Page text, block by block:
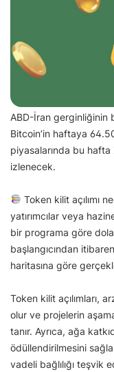
ABD-İran gerginliğinin
Bitcoin’in haftaya
piyasalarında bu hafta
izlenecek.
Token kilit açılımı
yatırımcılar veya
bir programa göre
başlangıcından
haritasına göre
Token kilit açılımları,
olur ve projelerin
tanır. Ayrıca, ağa
ödüllendirilmesini
vadeli bağlılığı teşvik